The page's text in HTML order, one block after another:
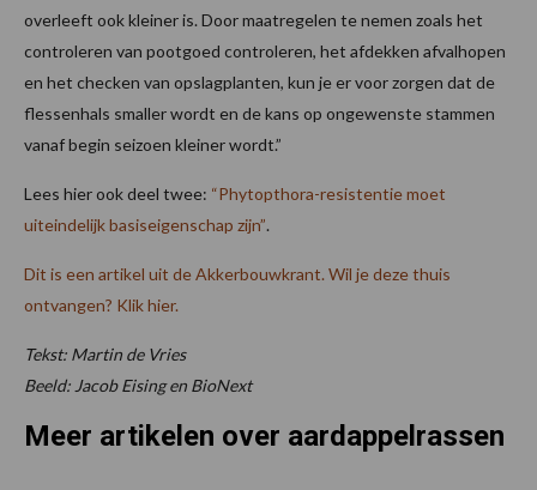
overleeft ook kleiner is. Door maatregelen te nemen zoals het
controleren van pootgoed controleren, het afdekken afvalhopen
en het checken van opslagplanten, kun je er voor zorgen dat de
flessenhals smaller wordt en de kans op ongewenste stammen
vanaf begin seizoen kleiner wordt.”
Lees hier ook deel twee: “Phytopthora-resistentie moet
uiteindelijk basiseigenschap zijn”.
Dit is een artikel uit de Akkerbouwkrant. Wil je deze thuis
ontvangen? Klik hier.
Tekst: Martin de Vries
Beeld: Jacob Eising en BioNext
Meer artikelen over aardappelrassen